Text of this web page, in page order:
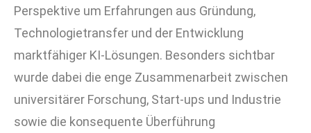
Perspektive um Erfahrungen aus Gründung,
Technologietransfer und der Entwicklung
marktfähiger KI-Lösungen. Besonders sichtbar
wurde dabei die enge Zusammenarbeit zwischen
universitärer Forschung, Start-ups und Industrie
sowie die konsequente Überführung